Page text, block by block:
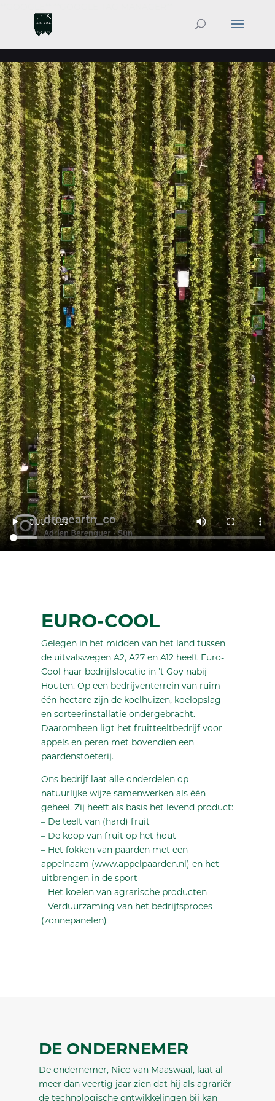
EURO-COOL
Gelegen in het midden van het land tussen
de uitvalswegen A2, A27 en A12 heeft Euro-
Cool haar bedrijfslocatie in ’t Goy nabij
Houten. Op een bedrijventerrein van ruim
één hectare zijn de koelhuizen, koelopslag
en sorteerinstallatie ondergebracht.
Daaromheen ligt het fruitteeltbedrijf voor
appels en peren met bovendien een
paardenstoeterij.
Ons bedrijf laat alle onderdelen op
natuurlijke wijze samenwerken als één
geheel. Zij heeft als basis het levend product:
– De teelt van (hard) fruit
– De koop van fruit op het hout
– Het fokken van paarden met een
appelnaam (www.appelpaarden.nl) en het
uitbrengen in de sport
– Het koelen van agrarische producten
– Verduurzaming van het bedrijfsproces
(zonnepanelen)
DE ONDERNEMER
De ondernemer, Nico van Maaswaal, laat al
meer dan veertig jaar zien dat hij als agrariër
de technologische ontwikkelingen bij kan